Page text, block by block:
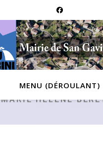
MENU (DÉROULANT)
MARIE HÉLÈNE